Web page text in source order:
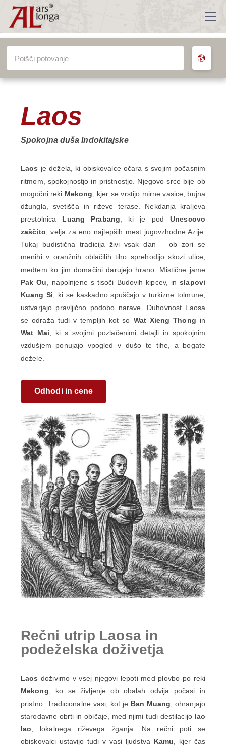
VSA POTOVANJA
Laos
Spokojna duša Indokitajske
Laos je dežela, ki obiskovalce očara s svojim počasnim
ritmom, spokojnostjo in pristnostjo. Njegovo srce bije ob
mogočni reki Mekong , kjer se vrstijo mirne vasice, bujna
džungla, svetišča in riževe terase. Nekdanja kraljeva
prestolnica Luang Prabang , ki je podUnescovo
zaščito , velja za eno najlepših mest jugovzhodne Azije.
Tukaj budistična tradicija živi vsak dan – ob zori se
menihi v oranžnih oblačilih tiho sprehodijo skozi ulice,
medtem ko jim domačini darujejo hrano. Mistične jame
Pak Ou , napolnjene s tisoči Budovih kipcev, inslapovi
Kuang Si , ki se kaskadno spuščajo v turkizne tolmune,
ustvarjajo pravljično podobo narave. Duhovnost Laosa
se odraža tudi v templjih kot so Wat Xieng Thong in
Wat Mai , ki s svojimi pozlačenimi detajli in spokojnim
vzdušjem ponujajo vpogled v dušo te tihe, a bogate
dežele.
Odhodi in cene
Rečni utrip Laosa in
podeželska doživetja
Laos doživimo v vsej njegovi lepoti med plovbo po reki
Mekong , ko se življenje ob obalah odvija počasi in
pristno. Tradicionalne vasi, kot je Ban Muang , ohranjajo
starodavne obrti in običaje, med njimi tudi destilacijo lao
lao , lokalnega riževega žganja. Na rečni poti se
obiskovalci ustavijo tudi v vasi ljudstva Kamu , kjer čas